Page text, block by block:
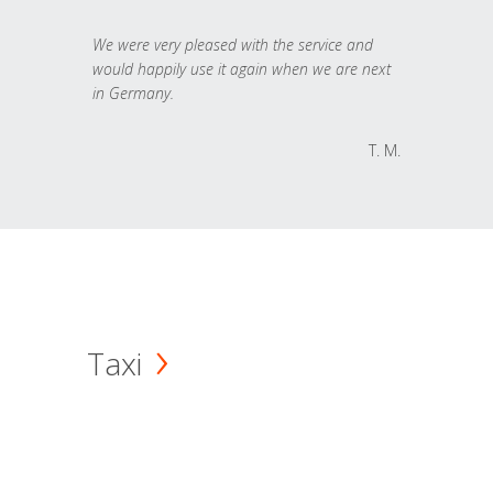
We were very pleased with the service and
would happily use it again when we are next
in Germany.
T. M.
Taxi